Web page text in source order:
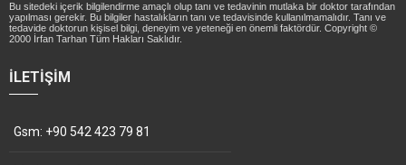
Bu sitedeki içerik bilgilendirme amaçlı olup tanı ve tedavinin mutlaka bir doktor tarafından
yapılması gerekir. Bu bilgiler hastalıkların tanı ve tedavisinde kullanılmamalıdır. Tanı ve
tedavide doktorun kişisel bilgi, deneyim ve yeteneği en önemli faktördür. Copyright ©
2000 İrfan Tarhan Tüm Hakları Saklıdır.
İLETIŞIM
Gsm: +90 542 423 79 81